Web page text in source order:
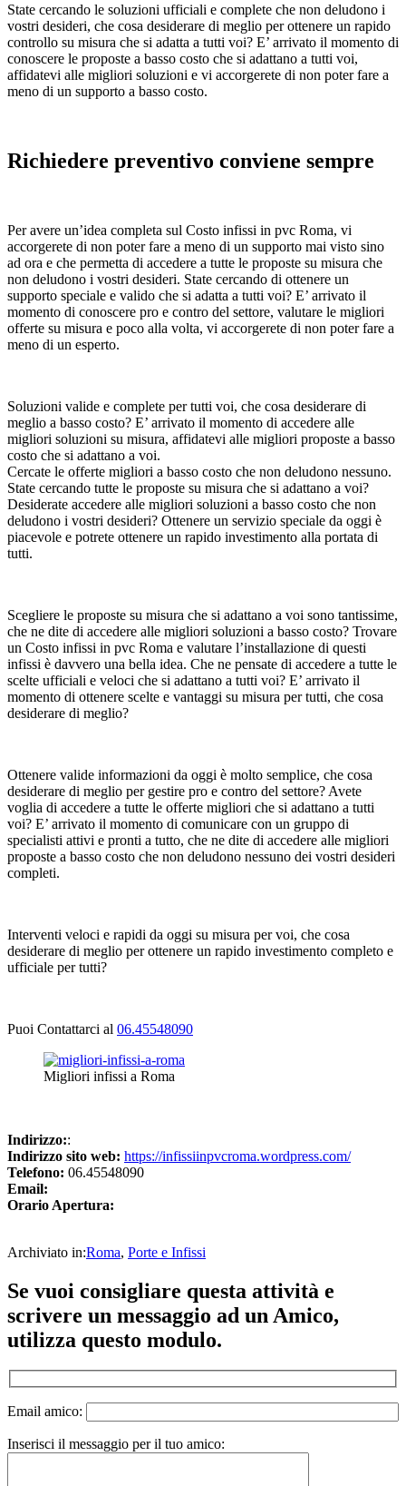
State cercando le soluzioni ufficiali e complete che non deludono i
vostri desideri, che cosa desiderare di meglio per ottenere un rapido
controllo su misura che si adatta a tutti voi? E’ arrivato il momento di
conoscere le proposte a basso costo che si adattano a tutti voi,
affidatevi alle migliori soluzioni e vi accorgerete di non poter fare a
meno di un supporto a basso costo.
Richiedere preventivo conviene sempre
Per avere un’idea completa sul Costo infissi in pvc Roma, vi
accorgerete di non poter fare a meno di un supporto mai visto sino
ad ora e che permetta di accedere a tutte le proposte su misura che
non deludono i vostri desideri. State cercando di ottenere un
supporto speciale e valido che si adatta a tutti voi? E’ arrivato il
momento di conoscere pro e contro del settore, valutare le migliori
offerte su misura e poco alla volta, vi accorgerete di non poter fare a
meno di un esperto.
Soluzioni valide e complete per tutti voi, che cosa desiderare di
meglio a basso costo? E’ arrivato il momento di accedere alle
migliori soluzioni su misura, affidatevi alle migliori proposte a basso
costo che si adattano a voi.
Cercate le offerte migliori a basso costo che non deludono nessuno.
State cercando tutte le proposte su misura che si adattano a voi?
Desiderate accedere alle migliori soluzioni a basso costo che non
deludono i vostri desideri? Ottenere un servizio speciale da oggi è
piacevole e potrete ottenere un rapido investimento alla portata di
tutti.
Scegliere le proposte su misura che si adattano a voi sono tantissime,
che ne dite di accedere alle migliori soluzioni a basso costo? Trovare
un Costo infissi in pvc Roma e valutare l’installazione di questi
infissi è davvero una bella idea. Che ne pensate di accedere a tutte le
scelte ufficiali e veloci che si adattano a tutti voi? E’ arrivato il
momento di ottenere scelte e vantaggi su misura per tutti, che cosa
desiderare di meglio?
Ottenere valide informazioni da oggi è molto semplice, che cosa
desiderare di meglio per gestire pro e contro del settore? Avete
voglia di accedere a tutte le offerte migliori che si adattano a tutti
voi? E’ arrivato il momento di comunicare con un gruppo di
specialisti attivi e pronti a tutto, che ne dite di accedere alle migliori
proposte a basso costo che non deludono nessuno dei vostri desideri
completi.
Interventi veloci e rapidi da oggi su misura per voi, che cosa
desiderare di meglio per ottenere un rapido investimento completo e
ufficiale per tutti?
Puoi Contattarci al 06.45548090
Migliori infissi a Roma
Indirizzo::
Indirizzo sito web: https://infissiinpvcroma.wordpress.com/
Telefono: 06.45548090
Email:
Orario Apertura:
Archiviato in:Roma, Porte e Infissi
Se vuoi consigliare questa attività e
scrivere un messaggio ad un Amico,
utilizza questo modulo.
Email amico:
Inserisci il messaggio per il tuo amico: